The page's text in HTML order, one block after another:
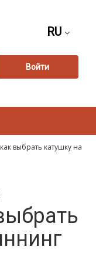
RU
Войти
выбрать катушку на